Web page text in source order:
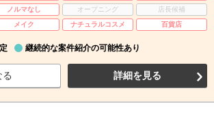
ノルマなし オープニング
店長候補
メイク ナチュラルコスメ 百貨店
継続的な案件紹介の可能性あり
詳細を見る